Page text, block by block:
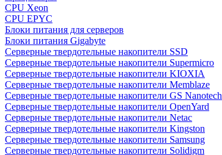
CPU Xeon
CPU EPYC
Блоки питания для серверов
Блоки питания Gigabyte
Серверные твердотельные накопители SSD
Cерверные твердотельные накопители Supermicro
Cерверные твердотельные накопители KIOXIA
Cерверные твердотельные накопители Memblaze
Cерверные твердотельные накопители GS Nanotech
Серверные твердотельные накопители OpenYard
Серверные твердотельные накопители Netac
Cерверные твердотельные накопители Kingston
Cерверные твердотельные накопители Samsung
Cерверные твердотельные накопители Solidigm